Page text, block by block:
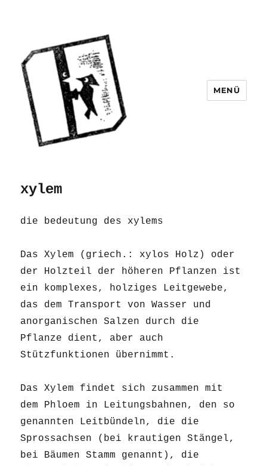
MENÜ
xylem
die bedeutung des xylems
Das Xylem (griech.: xylos Holz) oder
der Holzteil der höheren Pflanzen ist
ein komplexes, holziges Leitgewebe,
das dem Transport von Wasser und
anorganischen Salzen durch die
Pflanze dient, aber auch
Stützfunktionen übernimmt.
Das Xylem findet sich zusammen mit
dem Phloem in Leitungsbahnen, den so
genannten Leitbündeln, die die
Sprossachsen (bei krautigen Stängel,
bei Bäumen Stamm genannt), die